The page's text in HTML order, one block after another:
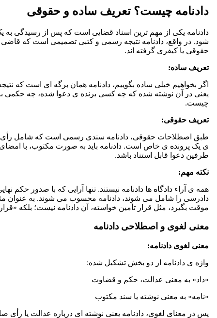
دادنامه چیست؟ تعریف ساده و حقوقی
دادنامه یکی از مهم ترین اسناد قضایی است که پس از رسیدگی به
شود. در واقع، دادنامه نتیجه رسمی و کتبی تصمیمی است که
حقوقی یا کیفری گرفته اند.
تعریف ساده:
اگر بخواهیم خیلی ساده بگوییم، دادنامه همان برگه ای است که
یعنی در آن نوشته شده که چه کسی برنده ی دعوا شده، چه حکمی
چیست.
تعریف حقوقی:
طبق اصطلاحات حقوقی، دادنامه سندی رسمی است که شامل رأی
ی یک پرونده ی خاص است. دادنامه باید به صورت مکتوب، با
طرفین دعوا قابل استناد باشد.
نکته مهم:
همه ی آراء دادگاه ها دادنامه نیستند. تنها آرایی که با صدور حکم
دادرسی را شامل می شوند، دادنامه محسوب می شوند. به عنوان
موقت بگیرد، مثل قرار تأمین خواسته، آن دادنامه نیست؛ بلکه
معنی لغوی و اصطلاحی دادنامه
معنی لغوی دادنامه:
واژه ی دادنامه از دو بخش تشکیل شده:
«داد» به معنی عدالت، حکم و قضاوت
«نامه» به معنی نوشته یا سند مکتوب
پس در معنای لغوی، دادنامه یعنی نوشته ای درباره عدالت یا رأی